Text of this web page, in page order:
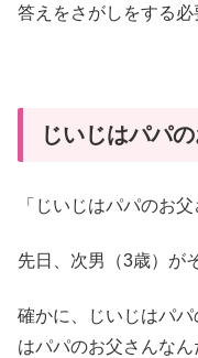
答えをさがしをする必
じいじはパパ
「じいじはパパのお
先日、次男（3歳）が
確かに、じいじはパ
はパパのお父さんなん